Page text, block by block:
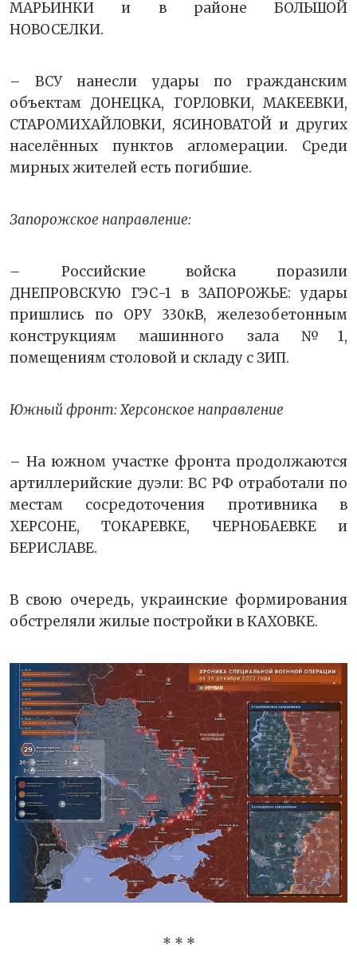
МАРЬИНКИ и в районе БОЛЬШОЙ
НОВОСЕЛКИ.
– ВСУ нанесли удары по гражданским
объектам ДОНЕЦКА, ГОРЛОВКИ, МАКЕЕВКИ,
СТАРОМИХАЙЛОВКИ, ЯСИНОВАТОЙ и других
населённых пунктов агломерации. Среди
мирных жителей есть погибшие.
Запорожское направление:
– Российские войска поразили
ДНЕПРОВСКУЮ ГЭС-1 в ЗАПОРОЖЬЕ: удары
пришлись по ОРУ 330кВ, железобетонным
конструкциям машинного зала №1,
помещениям столовой и складу с ЗИП.
Южный фронт: Херсонское направление
– На южном участке фронта продолжаются
артиллерийские дуэли: ВС РФ отработали по
местам сосредоточения противника в
ХЕРСОНЕ, ТОКАРЕВКЕ, ЧЕРНОБАЕВКЕ и
БЕРИСЛАВЕ.
В свою очередь, украинские формирования
обстреляли жилые постройки в КАХОВКЕ.
* * *